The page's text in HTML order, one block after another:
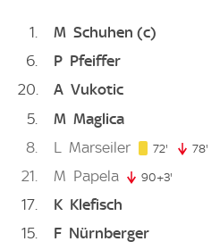
1 M Schuhen (c)
6
P Pfeiffer
20
A Vukotic
5
M Maglica
8
L Marseiler 72' 72. minute
78'
21 M Papela 90+3'
17 K Klefisch
15
F Nürnberger